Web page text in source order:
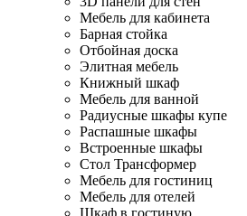
Мебель для кабинета
Барная стойка
Отбойная доска
Элитная мебель
Книжный шкаф
Мебель для ванной
Радиусные шкафы купе
Распашные шкафы
Встроенные шкафы
Стол Трансформер
Мебель для гостиниц
Мебель для отелей
Шкаф в гостиную